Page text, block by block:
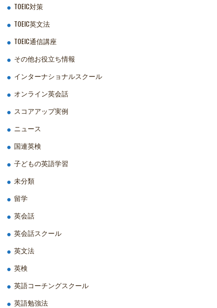
TOEIC対策
TOEIC英文法
TOEIC通信講座
その他お役立ち情報
インターナショナルスクール
オンライン英会話
スコアアップ実例
ニュース
国連英検
子どもの英語学習
未分類
留学
英会話
英会話スクール
英文法
英検
英語コーチングスクール
英語勉強法